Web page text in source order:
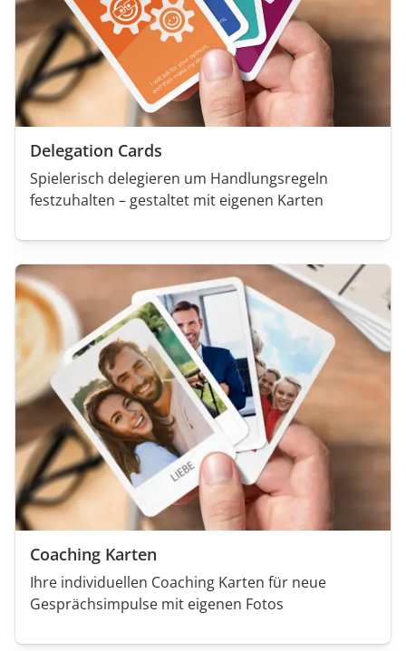
Delegation Cards
Spielerisch delegieren um Handlungsregeln
festzuhalten – gestaltet mit eigenen Karten
Coaching Karten
Ihre individuellen Coaching Karten für neue
Gesprächsimpulse mit eigenen Fotos